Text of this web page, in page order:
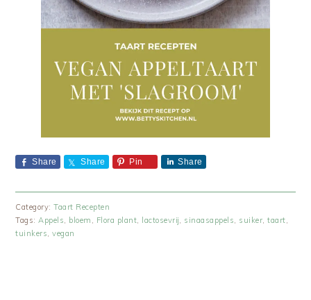
Share Share Pin Share
Category:Taart Recepten
Tags:Appels, bloem , Flora plant, lactosevrij, sinaasappels, suiker,taart,
tuinkers,vegan